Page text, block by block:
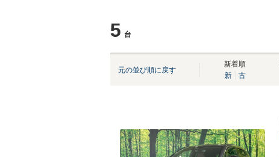
5 台
元の並び順に戻す
新着順
新
古